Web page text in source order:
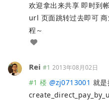
欢迎拿出来共享 即时到
url 页面跳转过去即可
程～
Rei #1 2013年08月02日
#1 楼 @zj0713001 就